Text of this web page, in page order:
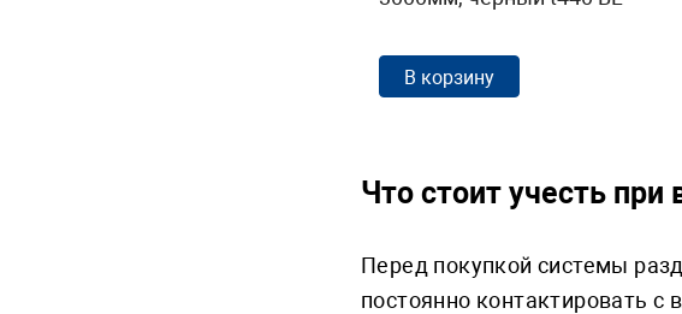
В корзину
Что стоит учесть
Перед покупкой системы
постоянно контактировать с